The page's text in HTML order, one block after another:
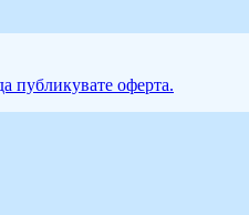
публикувате оферта.